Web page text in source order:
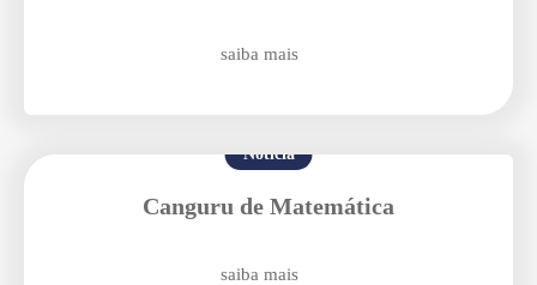
saiba mais
Notícia
Canguru de Matemática
saiba mais